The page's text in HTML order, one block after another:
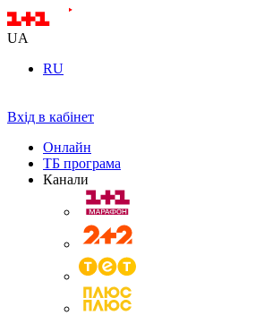
UA
RU
Вхід в кабінет
Онлайн
ТБ програма
Канали